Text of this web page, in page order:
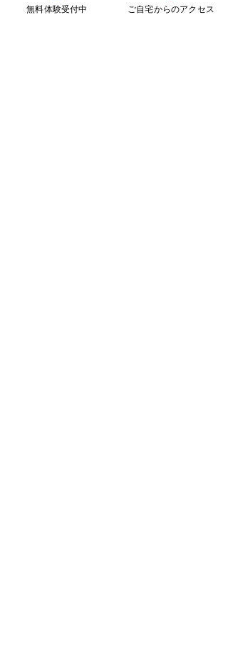
無料体験受付中 ご自宅からのアクセス